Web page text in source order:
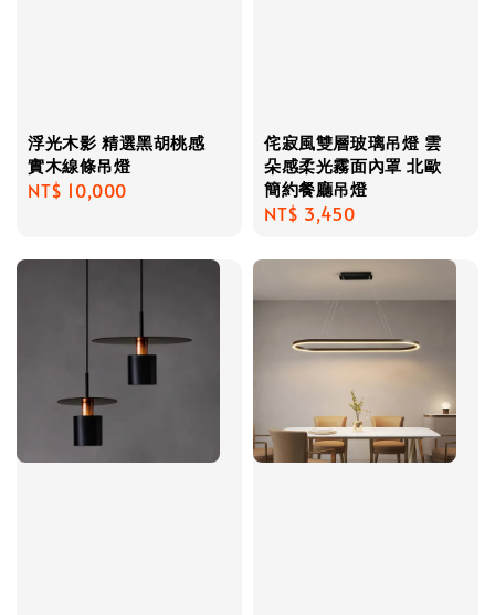
浮光木影 精選黑胡桃感
實木線條吊燈
Regular
NT$ 10,000
侘寂風雙層玻璃吊燈 雲
朵感柔光霧面內罩 北歐
簡約餐廳吊燈
Regular
NT$ 3,450